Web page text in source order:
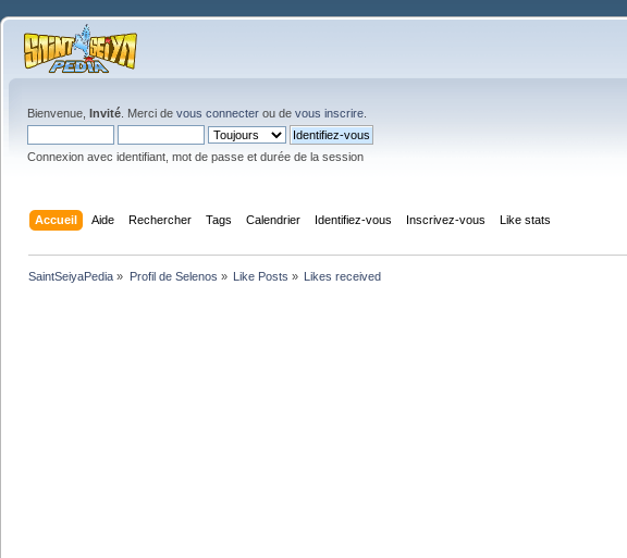
Bienvenue, Invité . Merci de vous connecter ou de vous inscrire
Connexion avec identifiant, mot de passe et durée de la session
Accueil Aide Rechercher Tags Calendrier Identifiez-vous Inscrivez-vous Like stats
SaintSeiyaPedia » Profil de Selenos » Like Posts » Likes received